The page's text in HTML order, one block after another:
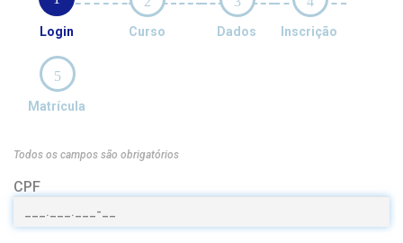
Login Curso Dados Inscrição
5
Matrícula
Todos os campos são obrigatórios
CPF